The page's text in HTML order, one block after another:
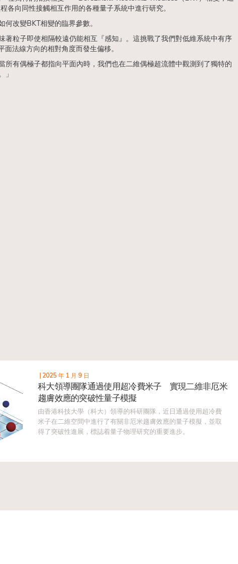
向同性接觸相互作用的各種量子系統中進行研究。
改變BKT相變的臨界參數。
著粒子即使相隔較遠仍能相互『感知』。這挑戰了我們對低維系統中有序
法線方向的相對角度而發生偏移。
有偶極子都指向平面內時，我們也在二維偶極超流體中觀測到了獨特的
」
2025 年 1 月 9 日
科大領導團隊通過使用超冷費米子 實現二維非厄米
趨膚效應的突破性量子模擬
由香港科技大學（科大）領導的科研團隊，近日通過使用超冷費
米子在二維空間中進行了有關非厄米趨膚效應的量子模擬，並取
得了突破性進展，標誌着量子物理研究的重要進步。